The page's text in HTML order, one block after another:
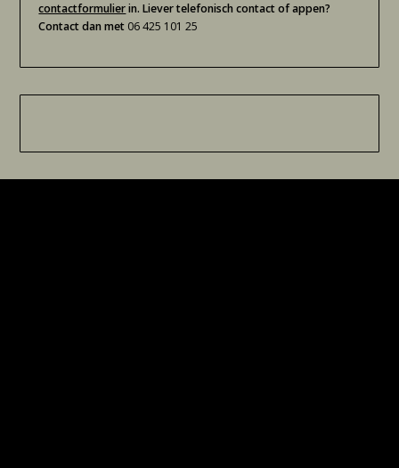
contactformulierin. Liever telefonisch contact of appen?
Contact dan met 06 425 101 25